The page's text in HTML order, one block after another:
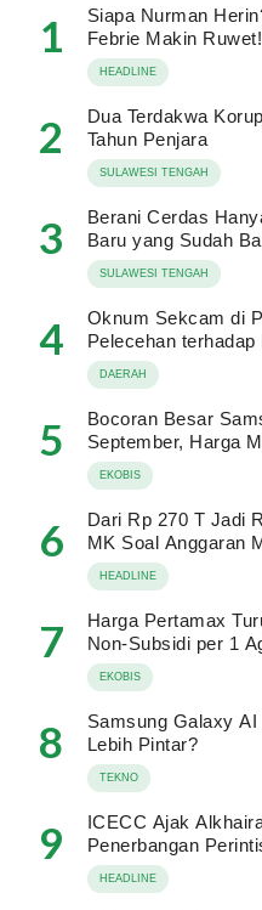
1
Siapa Nurman
Febrie Makin Ruwet!
HEADLINE
2
Dua Terdakwa
Tahun Penjara
SULAWESI TENGAH
3
Berani Cerdas
Baru yang Sudah
SULAWESI TENGAH
4
Oknum Sekcam di
Pelecehan
DAERAH
5
Bocoran Besar
September, Harga
EKOBIS
6
Dari Rp 270 T Jadi
MK Soal Anggaran
HEADLINE
7
Harga Pertamax
Non-Subsidi per 1
EKOBIS
8
Samsung Galaxy
Lebih Pintar?
TEKNO
9
ICECC Ajak
Penerbangan
HEADLINE